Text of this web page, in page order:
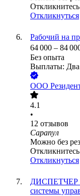
Откликнуться
Рабочий на
64 000 – 84
Без опыта
Выплаты: Два
ООО
4.1
•
12 отзывов
Сарапул
Можно без
Откликнуться
ДИСПЕТЧЕР
системы